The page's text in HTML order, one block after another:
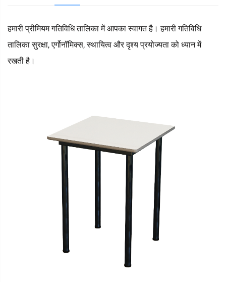
हमारी प्रीमियम गतिविधि तालिका में आपका स्वागत है। हमारी गतिविधि
तालिका सुरक्षा, एर्गोनॉमिक्स, स्थायित्व और दृश्य प्रयोज्यता को ध्यान में
रखती है।